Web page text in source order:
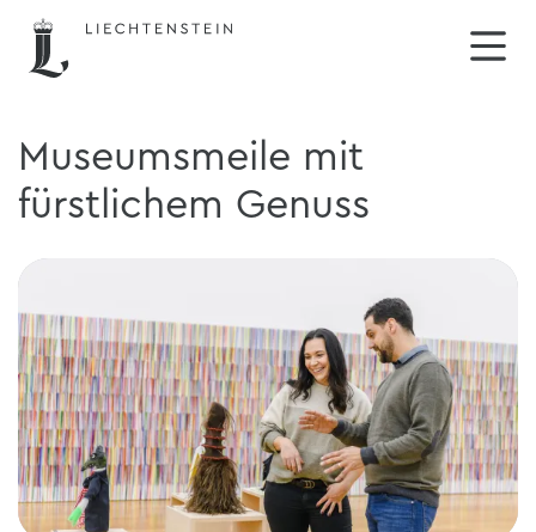
Museumsmeile mit
fürstlichem Genuss